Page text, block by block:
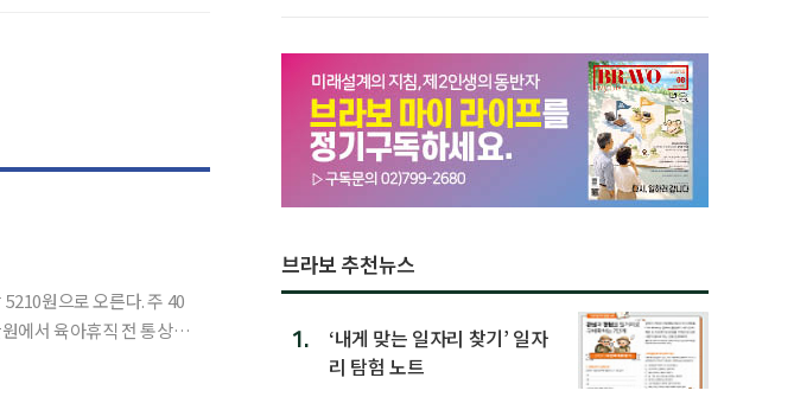
브라보 추천뉴스
1.
‘내게 맞는 일자리 찾기’ 일자
리 탐험 노트